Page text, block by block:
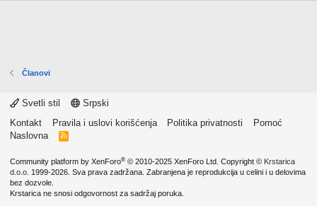
Članovi
Svetli stil
Srpski
Kontakt
Pravila i uslovi korišćenja Politika privatnosti
Pomoć
Naslovna
R
Community platform by XenForo® © 2010-2025 XenForo Ltd. Copyright © Krstarica
d.o.o. 1999-2026. Sva prava zadržana. Zabranjena je reprodukcija u celini i u delovima
bez dozvole.
Krstarica ne snosi odgovornost za sadržaj poruka.